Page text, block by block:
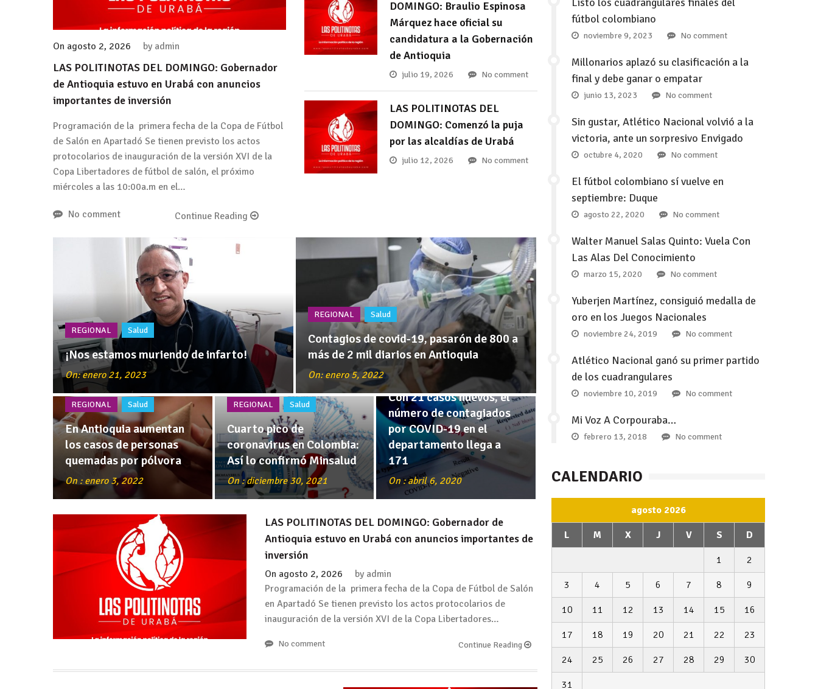
On agosto 2, 2026 by admin
LAS POLITINOTAS DEL DOMINGO: Gobernador
de Antioquia estuvo en Urabá con anuncios
importantes de inversión
Programación de la primera fecha de la Copa de Fútbol
de Salón en Apartadó Se tienen previsto los actos
protocolarios de inauguración de la versión XVI de la
Copa Libertadores de fútbol de salón, el próximo
miércoles a las 10:00a.m en el…
No comment Continue Reading
DOMINGO: Braulio Espinosa
Márquez hace oficial su
candidatura a la Gobernación
de Antioquia
julio 19, 2026 No comment
LAS POLITINOTAS DEL
DOMINGO: Comenzó la puja
por las alcaldías de Urabá
julio 12, 2026 No comment
REGIONAL Salud
¡Nos estamos muriendo de infarto!
On: enero 21, 2023
REGIONAL Salud
Contagios de covid-19, pasarón de 800 a
más de 2 mil diarios en Antioquia
On: enero 5, 2022
REGIONAL Salud
En Antioquia aumentan
los casos de personas
quemadas por pólvora
On : enero 3, 2022
REGIONAL Salud
Cuarto pico de
coronavirus en Colombia:
Así lo confirmó Minsalud
On : diciembre 30, 2021
REGIONAL
Con 21 casos nuevos, el
número de contagiados
por COVID-19 en el
departamento llega a
171
On : abril 6, 2020
LAS POLITINOTAS DEL DOMINGO: Gobernador de
Antioquia estuvo en Urabá con anuncios importantes de
inversión
On agosto 2, 2026 by admin
Programación de la primera fecha de la Copa de Fútbol de Salón
en Apartadó Se tienen previsto los actos protocolarios de
inauguración de la versión XVI de la Copa Libertadores…
No comment Continue Reading
fútbol colombiano
noviembre 9, 2023 No comment
Millonarios aplazó su clasificación a la
final y debe ganar o empatar
junio 13, 2023 No comment
Sin gustar, Atlético Nacional volvió a la
victoria, ante un sorpresivo Envigado
octubre 4, 2020 No comment
El fútbol colombiano sí vuelve en
septiembre: Duque
agosto 22, 2020 No comment
Walter Manuel Salas Quinto: Vuela Con
Las Alas Del Conocimiento
marzo 15, 2020 No comment
Yuberjen Martínez, consiguió medalla de
oro en los Juegos Nacionales
noviembre 24, 2019 No comment
Atlético Nacional ganó su primer partido
de los cuadrangulares
noviembre 10, 2019 No comment
Mi Voz A Corpouraba…
febrero 13, 2018 No comment
CALENDARIO
agosto 2026
L M X J V S D
1 2
3 4 5 6 7 8 9
10 11 12 13 14 15 16
17 18 19 20 21 22 23
24 25 26 27 28 29 30
31